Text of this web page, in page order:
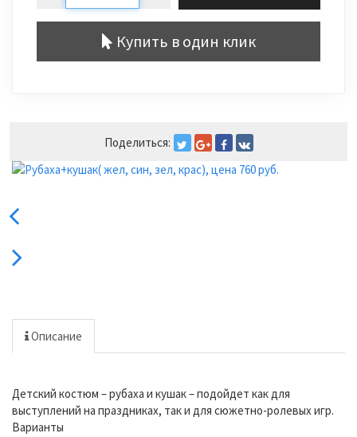
Купить в один клик
Поделиться:
Описание
Детский костюм – рубаха и кушак – подойдет как для
выступлений на праздниках, так и для сюжетно-ролевых игр.
Варианты